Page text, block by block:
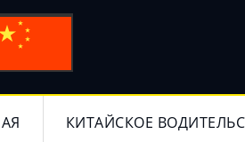
КИТАЙСКОЕ